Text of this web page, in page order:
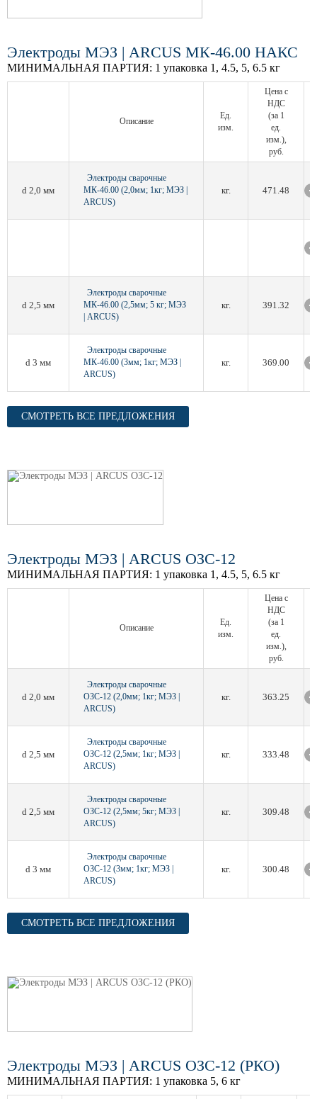
Электроды МЭЗ | ARCUS МК-46.00 НАКС
МИНИМАЛЬНАЯ ПАРТИЯ: 1 упаковка 1, 4.5, 5, 6.5 кг
Описание
Ед.
изм.
Цена с
НДС
(за 1
ед.
изм.),
руб.
d 2,0 мм
Электроды сварочные
МК-46.00 (2,0мм; 1кг; МЭЗ |
ARCUS)
кг. 471.48
d 2,5 мм
Электроды сварочные
МК-46.00 (2,5мм; 5 кг; МЭЗ
| ARCUS)
кг. 391.32
d 3 мм
Электроды сварочные
МК-46.00 (3мм; 1кг; МЭЗ |
ARCUS)
кг. 369.00
СМОТРЕТЬ ВСЕ ПРЕДЛОЖЕНИЯ
Электроды МЭЗ | ARCUS ОЗС-12
МИНИМАЛЬНАЯ ПАРТИЯ: 1 упаковка 1, 4.5, 5, 6.5 кг
Описание
Ед.
изм.
Цена с
НДС
(за 1
ед.
изм.),
руб.
d 2,0 мм
Электроды сварочные
ОЗС-12 (2,0мм; 1кг; МЭЗ |
ARCUS)
кг. 363.25
d 2,5 мм
Электроды сварочные
ОЗС-12 (2,5мм; 1кг; МЭЗ |
ARCUS)
кг. 333.48
d 2,5 мм
Электроды сварочные
ОЗС-12 (2,5мм; 5кг; МЭЗ |
ARCUS)
кг. 309.48
d 3 мм
Электроды сварочные
ОЗС-12 (3мм; 1кг; МЭЗ |
ARCUS)
кг. 300.48
СМОТРЕТЬ ВСЕ ПРЕДЛОЖЕНИЯ
Электроды МЭЗ | ARCUS ОЗС-12 (РКО)
МИНИМАЛЬНАЯ ПАРТИЯ: 1 упаковка 5, 6 кг